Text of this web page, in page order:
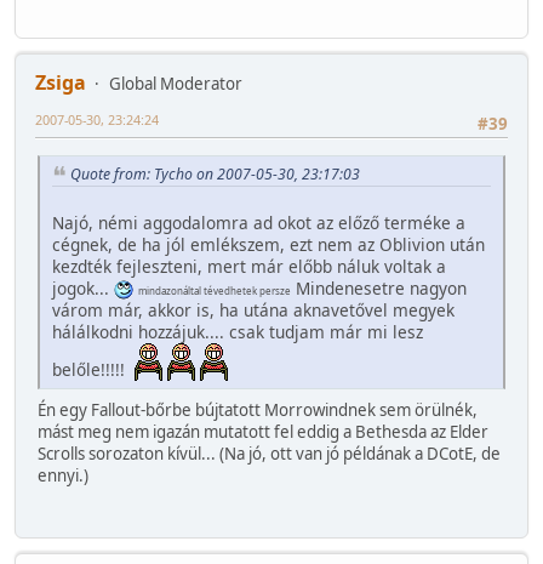
Zsiga
Global Moderator
#39
2007-05-30, 23:24:24
Quote from: Tycho on 2007-05-30, 23:17:03
Najó, némi aggodalomra ad okot az előző terméke a
cégnek, de ha jól emlékszem, ezt nem az Oblivion után
kezdték fejleszteni, mert már előbb náluk voltak a
jogok...
mindazonáltal tévedhetek persze Mindenesetre nagyon
várom már, akkor is, ha utána aknavetővel megyek
hálálkodni hozzájuk.... csak tudjam már mi lesz
belőle!!!!!
Én egy Fallout-bőrbe bújtatott Morrowindnek sem örülnék,
mást meg nem igazán mutatott fel eddig a Bethesda az Elder
Scrolls sorozaton kívül... (Na jó, ott van jó példának a DCotE, de
ennyi.)